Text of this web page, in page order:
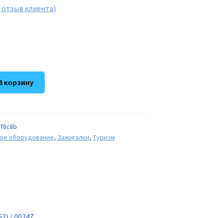
отзыв клиента)
корзину
оборудование, Зажигалки, Туризм